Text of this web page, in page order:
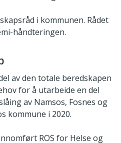
i kommunen. Rådet
håndteringen.
av den totale beredskapen
for å utarbeide en del
av Namsos, Fosnes og
kommune i 2020.
ROS for Helse og